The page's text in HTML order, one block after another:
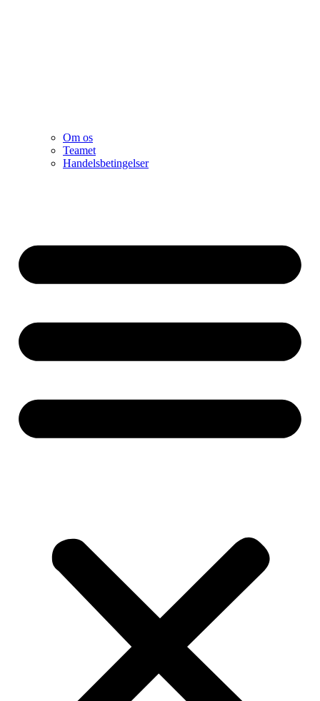
Om os
Teamet
Handelsbetingelser